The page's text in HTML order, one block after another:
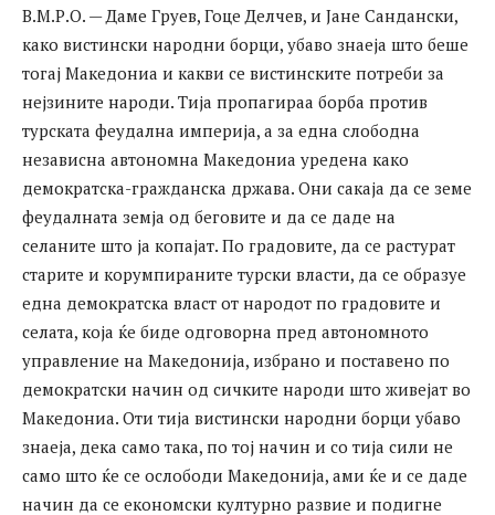
В.М.Р.О. — Даме Груев, Гоце Делчев, и Јане Сандански,
како вистински народни борци, убаво знаеја што беше
тогај Македониа и какви се вистинските потреби за
нејзините народи. Тија пропагираа борба против
турската феудална империја, а за една слободна
независна автономна Македониа уредена како
демократска-гражданска држава. Они сакаја да се земе
феудалната земја од беговите и да се даде на
селаните што ја копајат. По градовите, да се растурат
старите и корумпираните турски власти, да се образуе
една демократска власт от народот по градовите и
селата, која ќе биде одговорна пред автономното
управление на Македонија, избрано и поставено по
демократски начин од сичките народи што живејат во
Македониа. Оти тија вистински народни борци убаво
знаеја, дека само така, по тој начин и со тија сили не
само што ќе се ослободи Македонија, ами ќе и се даде
начин да се економски културно развие и подигне